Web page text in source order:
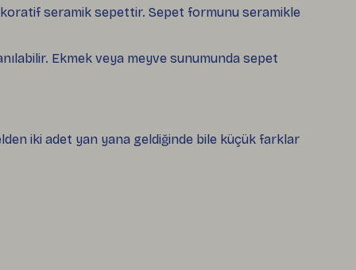
seramik sepettir. Sepet formunu seramikle
Ekmek veya meyve sunumunda sepet
iki adet yan yana geldiğinde bile küçük farklar